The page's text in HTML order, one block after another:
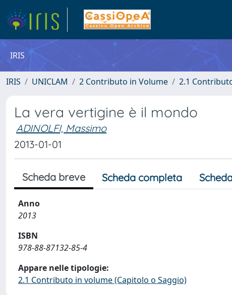
IRIS
IRIS UNICLAM 2 Contributo in Volume 2.1
La vera vertigine è il mondo
ADINOLFI, Massimo
2013-01-01
Scheda breve Scheda completa
Anno
2013
ISBN
978-88-87132-85-4
Appare nelle tipologie:
2.1 Contributo in volume (Capitolo o Saggio)